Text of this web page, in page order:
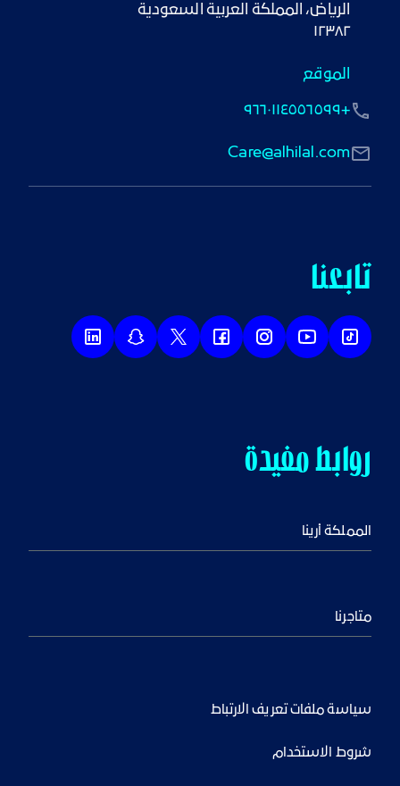
١٢٣٨٢
الموقع
Care@alhilal.com
+٩٦٦٠١١٤٥٥٦٥٩٩
روابط مفيدة
المملكة أرينا
متاجرنا
تابعنا
سياسة ملفات تعريف الارتباط
شروط الاستخدام